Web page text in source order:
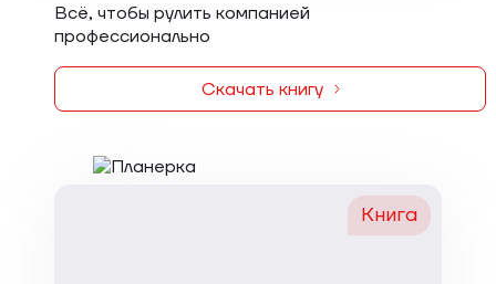
Всё, чтобы рулить компанией
профессионально
Скачать книгу
Книга